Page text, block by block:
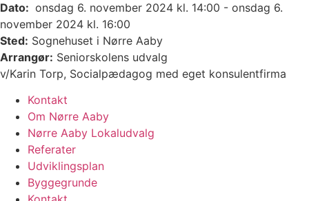
Dato: onsdag 6. november 2024 kl. 14:00 - onsdag 6.
november 2024 kl. 16:00
Sted: Sognehuset i Nørre Aaby
Arrangør: Seniorskolens udvalg
v/Karin Torp, Socialpædagog med eget konsulentfirma
Kontakt
Om Nørre Aaby
Nørre Aaby Lokaludvalg
Referater
Udviklingsplan
Byggegrunde